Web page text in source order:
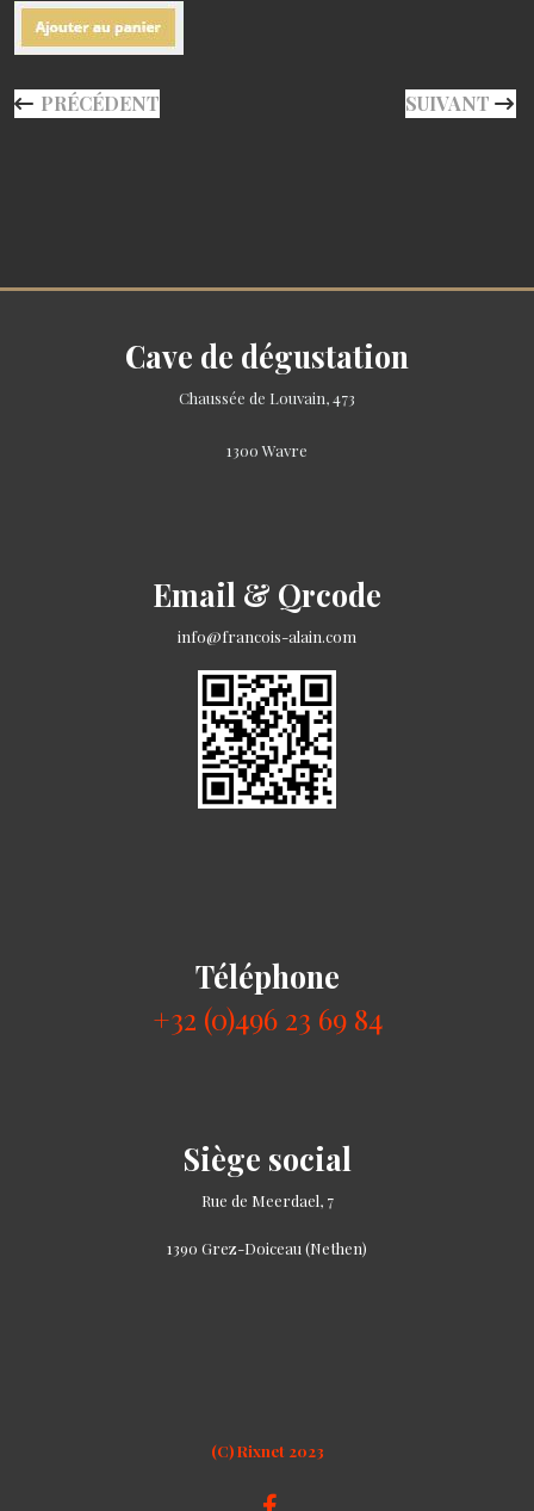
ARTICLE PRÉCÉDENT : DOMAINE LASSALLE CUVÉE
PRÉCÉDENT ARTICLE
SUIVANT
Cave de dégustation
Chaussée de Louvain, 473
1300 Wavre
Email & Qrcode
info@francois-alain.com
Téléphone
+32 (0)496 23 69 84
Siège social
Rue de Meerdael, 7
1390 Grez-Doiceau (Nethen)
(C) Rixnet 2023